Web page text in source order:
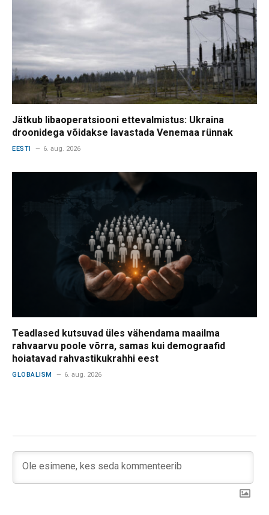
Jätkub libaoperatsiooni ettevalmistus: Ukraina
droonidega võidakse lavastada Venemaa rünnak
EESTI 6. aug. 2026
Teadlased kutsuvad üles vähendama maailma
rahvaarvu poole võrra, samas kui demograafid
hoiatavad rahvastikukrahhi eest
GLOBALISM 6. aug. 2026